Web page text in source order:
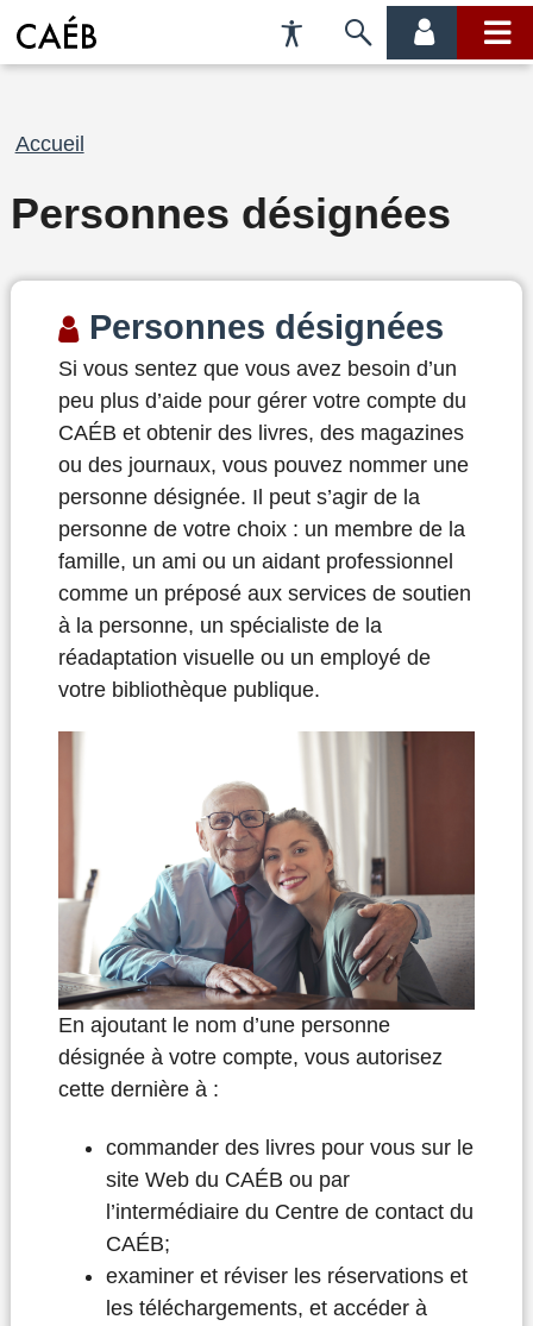
Préférences
d'accessibilité
Passer
menu
menu
Fil
Accueil
Personnes désignées
Personnes désignées
Si vous sentez que vous avez besoin d’un
peu plus d’aide pour gérer votre compte du
CAÉB et obtenir des livres, des magazines
ou des journaux, vous pouvez nommer une
personne désignée. Il peut s’agir de la
personne de votre choix : un membre de la
famille, un ami ou un aidant professionnel
comme un préposé aux services de soutien
à la personne, un spécialiste de la
réadaptation visuelle ou un employé de
votre bibliothèque publique.
En ajoutant le nom d’une personne
désignée à votre compte, vous autorisez
cette dernière à :
commander des livres pour vous sur le
site Web du CAÉB ou par
l’intermédiaire du Centre de contact du
CAÉB;
examiner et réviser les réservations et
les téléchargements, et accéder à